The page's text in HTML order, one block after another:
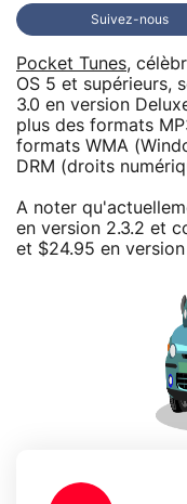
Suivez-nous
Pocket Tunes,
OS 5 et supérieurs,
3.0 en version
plus des formats
formats WMA
DRM (droits
A noter
en version 2.3.2 et
et $24.95 en version